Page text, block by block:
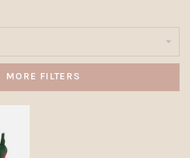
MORE FILTERS